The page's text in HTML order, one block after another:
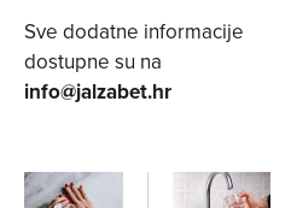
Sve dodatne informacije
dostupne su na
info@jalzabet.hr